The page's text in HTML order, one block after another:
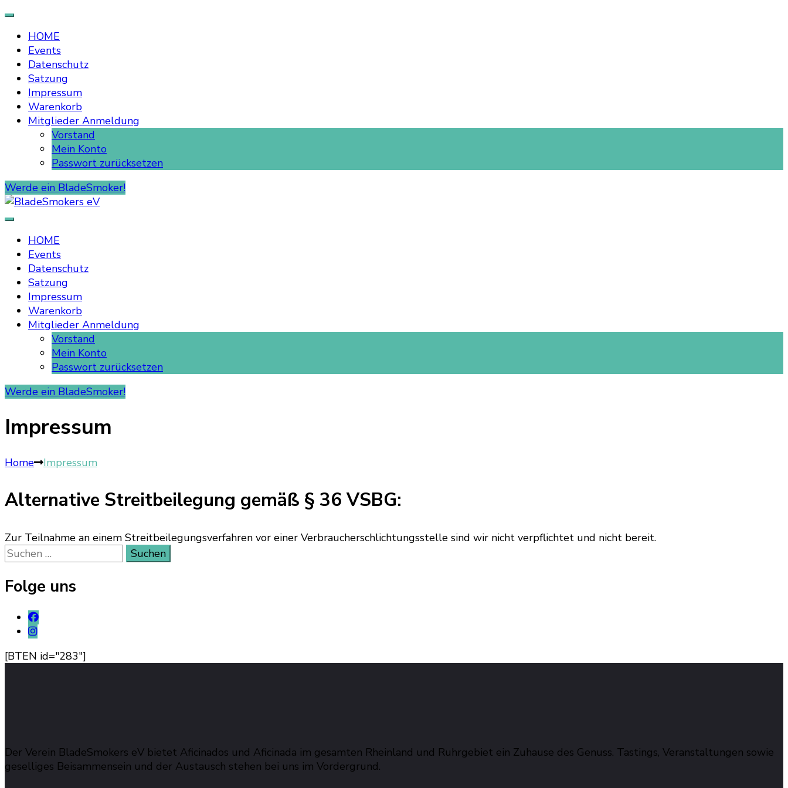
HOME
Events
Datenschutz
Satzung
Impressum
Warenkorb
Mitglieder Anmeldung
Vorstand
Mein Konto
Passwort zurücksetzen
Werde ein BladeSmoker!
BladeSmokers eV
HOME
Events
Datenschutz
Satzung
Impressum
Warenkorb
Mitglieder Anmeldung
Vorstand
Mein Konto
Passwort zurücksetzen
Werde ein BladeSmoker!
Impressum
Home Impressum
Alternative Streitbeilegung gemäß § 36 VSBG:
Zur Teilnahme an einem Streitbeilegungsverfahren vor einer Verbraucherschlichtungsstelle sind wir nicht verpflichtet und nicht bereit.
Suchen
nach:
Folge uns
[BTEN id="283"]
Der Verein BladeSmokers eV bietet Aficinados und Aficinada im gesamten Rheinland und Ruhrgebiet ein Zuhause des Genuss. Tastings, Veranstaltungen sowie
geselliges Beisammensein und der Austausch stehen bei uns im Vordergrund.